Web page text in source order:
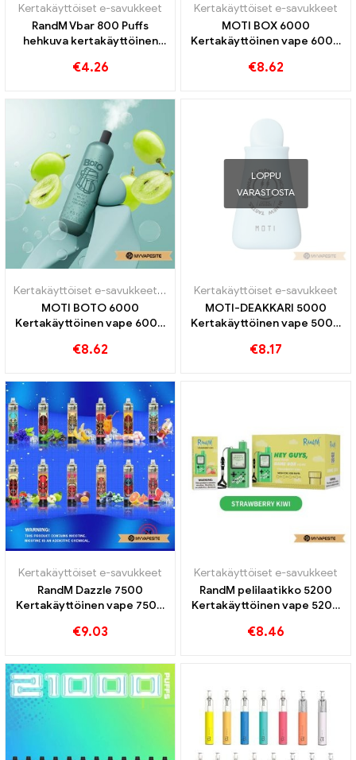
Kertakäyttöiset e-savukkeet
RandM Vbar 800 Puffs
hehkuva kertakäyttöinen
€4.26
Kertakäyttöiset e-savukkeet
MOTI BOX 6000
Kertakäyttöinen vape 6000
€8.62
Kertakäyttöiset e-savukkeet
,Kertakäyttöiset sähkösavukkeet
MOTI BOTO 6000
Kertakäyttöinen vape 6000
€8.62
LOPPU
VARASTOSTA
Kertakäyttöiset e-savukkeet
MOTI-DEAKKARI 5000
Kertakäyttöinen vape 5000
€8.17
Kertakäyttöiset e-savukkeet
RandM Dazzle 7500
Kertakäyttöinen vape 7500
€9.03
Kertakäyttöiset e-savukkeet
RandM pelilaatikko 5200
Kertakäyttöinen vape 5200
€8.46